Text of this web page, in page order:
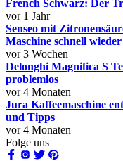
French Schwarz: Der
vor 1 Jahr
Senseo mit
Maschine schnell
vor 3 Wochen
Delonghi Magnifica S
problemlos
vor 4 Monaten
Jura Kaffeemaschine
und Tipps
vor 4 Monaten
Folge uns